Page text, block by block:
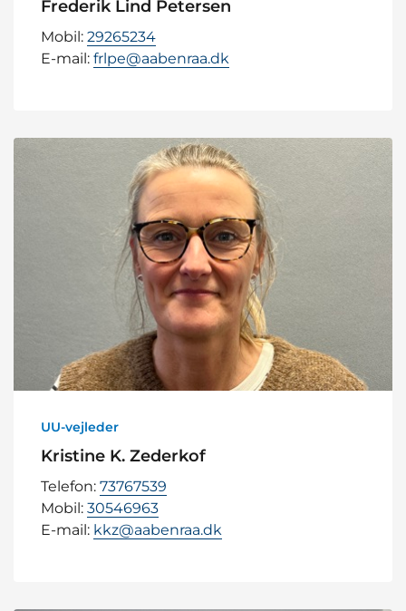
Frederik Lind Petersen
Mobil: 29265234
E-mail: frlpe@aabenraa.dk
UU-vejleder
Kristine K. Zederkof
Telefon: 73767539
Mobil: 30546963
E-mail: kkz@aabenraa.dk